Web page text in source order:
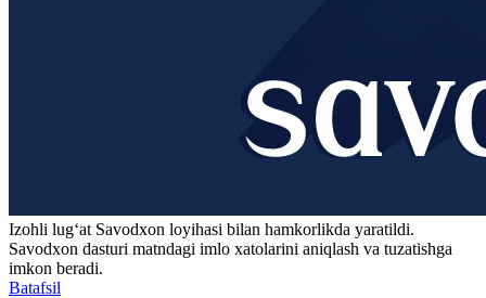
Izohli lugʻat Savodxon loyihasi bilan hamkorlikda yaratildi.
Savodxon dasturi matndagi imlo xatolarini aniqlash va tuzatishga
imkon beradi.
Batafsil